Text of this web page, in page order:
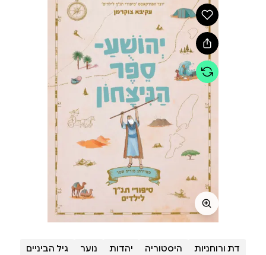
דת ורוחניות היסטוריה יהדות נוער
גיל הביניים